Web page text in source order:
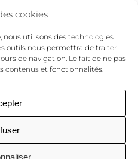
cookies
nous utilisons des technologies
outils nous permettra de traiter
de navigation. Le fait de ne pas
contenus et fonctionnalités.
événement.